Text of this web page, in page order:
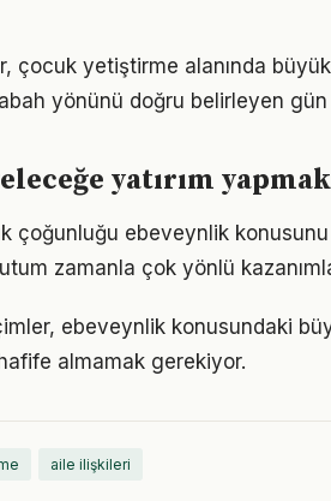
çocuk yetiştirme alanında
yönünü doğru belirleyen
yatırım yapmak
çoğunluğu ebeveynlik konusunu
zamanla çok yönlü
ebeveynlik konusundaki
almamak gerekiyor.
aile ilişkileri